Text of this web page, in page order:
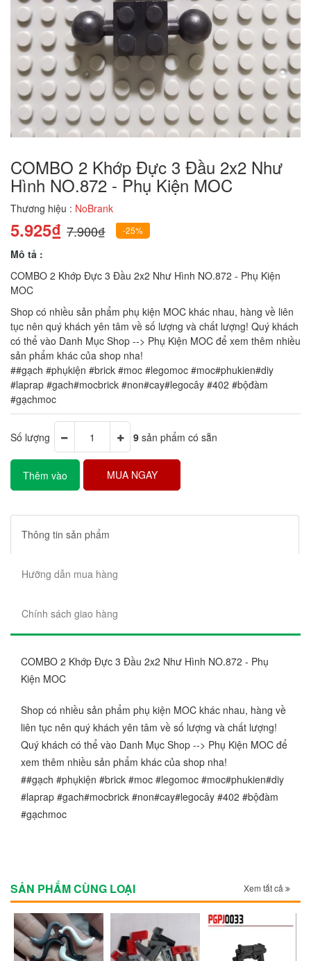
COMBO 2 Khớp Đực 3 Đầu 2x2 Như
Hình NO.872 - Phụ Kiện MOC
Thương hiệu : NoBrank
5.925₫ 7.900₫ -25%
Mô tả :
COMBO 2 Khớp Đực 3 Đầu 2x2 Như Hình NO.872 - Phụ Kiện
MOC
Shop có nhiều sản phẩm phụ kiện MOC khác nhau, hàng về liên
tục nên quý khách yên tâm về số lượng và chất lượng! Quý khách
có thể vào Danh Mục Shop --> Phụ Kiện MOC để xem thêm nhiều
sản phẩm khác của shop nha!
##gạch #phụkiện #brick #moc #legomoc #moc#phukien#diy
#laprap #gach#mocbrick #non#cay#legocây #402 #bộđàm
#gạchmoc
Số lượng 9 sản phẩm có sẵn
Thêm vào MUA NGAY
Thông tin sản phẩm
Hưỡng dẫn mua hàng
Chính sách giao hàng
COMBO 2 Khớp Đực 3 Đầu 2x2 Như Hình NO.872 - Phụ
Kiện MOC
Shop có nhiều sản phẩm phụ kiện MOC khác nhau, hàng về
liên tục nên quý khách yên tâm về số lượng và chất lượng!
Quý khách có thể vào Danh Mục Shop --> Phụ Kiện MOC để
xem thêm nhiều sản phẩm khác của shop nha!
##gạch #phụkiện #brick #moc #legomoc #moc#phukien#diy
#laprap #gach#mocbrick #non#cay#legocây #402 #bộđàm
#gạchmoc
SẢN PHẨM CÙNG LOẠI Xem tất cả